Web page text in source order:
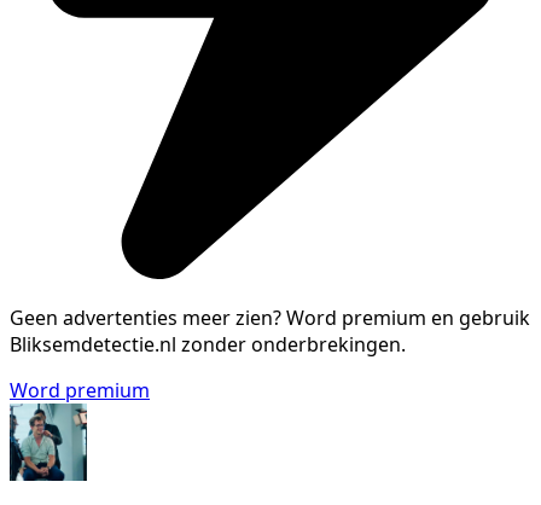
Geen advertenties meer zien?Word premium en gebruik
Bliksemdetectie.nl zonder onderbrekingen.
Word premium